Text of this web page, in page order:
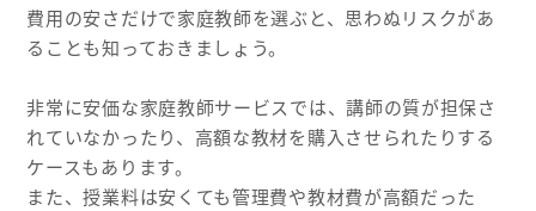
費用の安さだけで家庭教師を選ぶと、思わぬリスクがあ
ることも知っておきましょう。
非常に安価な家庭教師サービスでは、講師の質が担保さ
れていなかったり、高額な教材を購入させられたりする
ケースもあります。
また、授業料は安くても管理費や教材費が高額だった